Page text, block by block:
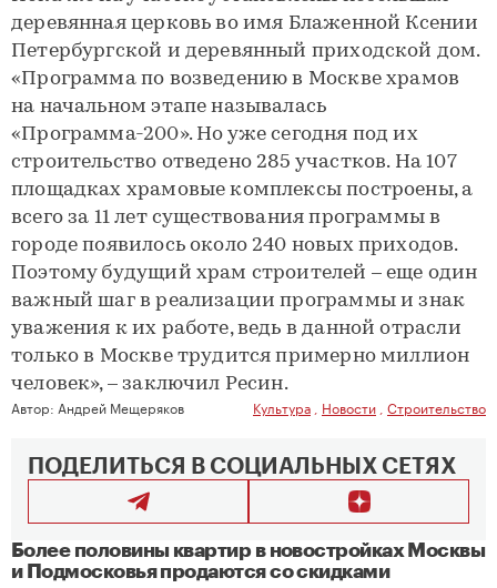
деревянная церковь во имя Блаженной Ксении
Петербургской и деревянный приходской дом.
«Программа по возведению в Москве храмов
на начальном этапе называлась
«Программа-200». Но уже сегодня под их
строительство отведено 285 участков. На 107
площадках храмовые комплексы построены, а
всего за 11 лет существования программы в
городе появилось около 240 новых приходов.
Поэтому будущий храм строителей – еще один
важный шаг в реализации программы и знак
уважения к их работе, ведь в данной отрасли
только в Москве трудится примерно миллион
человек», – заключил Ресин.
Автор: Андрей Мещеряков Культура Новости Строительство
ПОДЕЛИТЬСЯ В СОЦИАЛЬНЫХ СЕТЯХ
Более половины квартир в новостройках Москвы
и Подмосковья продаются со скидками